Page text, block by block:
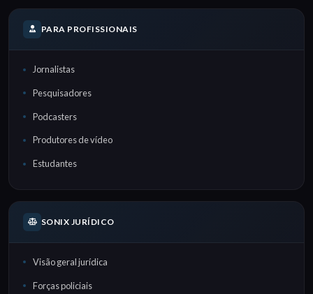
PARA PROFISSIONAIS
Jornalistas
Pesquisadores
Podcasters
Produtores de vídeo
Estudantes
SONIX JURÍDICO
Visão geral jurídica
Forças policiais